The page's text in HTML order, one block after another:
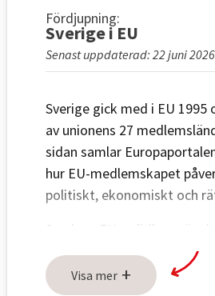
Fördjupning:
Sverige i EU
Senast uppdaterad: 22 juni 2026
Sverige gick med i EU 1995
av unionens 27
sidan samlar
hur EU-medlemskapet
politiskt, ekonomiskt och
Sveriges EU-politik avgörs i
nämndoch den svenska
Sveriges talan i EU:s råd. Även
Visa mer +